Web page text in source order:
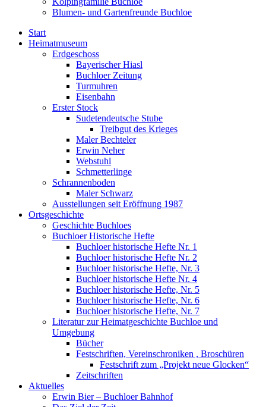
Blumen- und Gartenfreunde Buchloe
Start
Heimatmuseum
Erdgeschoss
Bayerischer Hiasl
Buchloer Zeitung
Turmuhren
Eisenbahn
Erster Stock
Sudetendeutsche Stube
Treibgut des Krieges
Maler Bechteler
Erwin Neher
Webstuhl
Schmetterlinge
Schrannenboden
Maler Schwarz
Ausstellungen seit Eröffnung 1987
Ortsgeschichte
Geschichte Buchloes
Buchloer Historische Hefte
Buchloer historische Hefte Nr. 1
Buchloer historische Hefte Nr. 2
Buchloer historische Hefte, Nr. 3
Buchloer historische Hefte Nr. 4
Buchloer historische Hefte, Nr. 5
Buchloer historische Hefte, Nr. 6
Buchloer historische Hefte, Nr. 7
Literatur zur Heimatgeschichte Buchloe und
Umgebung
Bücher
Festschriften, Vereinschroniken , Broschüren
Festschrift zum „Projekt neue Glocken“
Zeitschriften
Aktuelles
Erwin Bier – Buchloer Bahnhof